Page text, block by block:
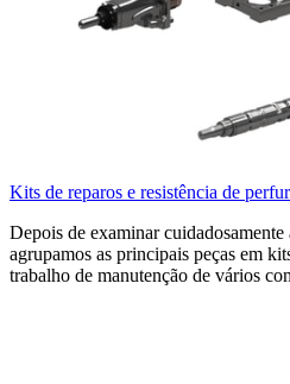
Kits de reparos e resistência de
Depois de examinar
agrupamos as principais peças em
trabalho de manutenção de vários